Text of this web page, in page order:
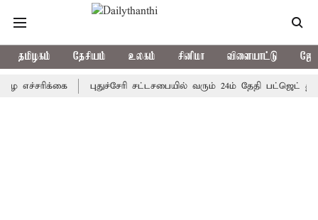
தமிழகம் தேசியம் உலகம் சினிமா விளையாட்டு
புதுச்சேரி சட்டசபையில் வரும் 24ம் தேதி பட்ஜெட் தாக்கல்